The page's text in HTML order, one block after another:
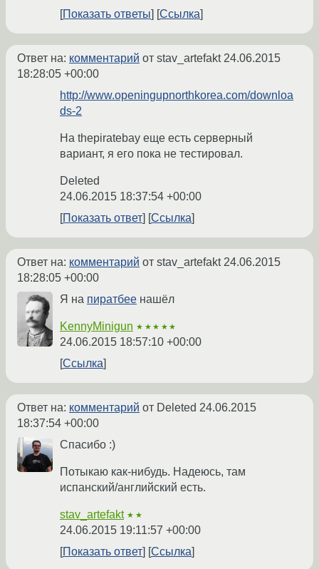
Показать ответы
Ссылка
Ответ на: комментарий от stav_artefakt24.06.2015
18:28:05 +00:00
http://www.openingupnorthkorea.com/downloa
ds-2
На thepiratebay еще есть серверный
вариант, я его пока не тестировал.
Deleted
24.06.2015 18:37:54 +00:00
Показать ответ
Ссылка
Ответ на: комментарий от stav_artefakt24.06.2015
18:28:05 +00:00
Я на пиратбее нашёл
KennyMinigun ★★★★★
24.06.2015 18:57:10 +00:00
Ссылка
Ответ на: комментарий от Deleted 24.06.2015
18:37:54 +00:00
Спасибо :)
Потыкаю как-нибудь. Надеюсь, там
испанский/английский есть.
stav_artefakt ★★
24.06.2015 19:11:57 +00:00
Показать ответ
Ссылка